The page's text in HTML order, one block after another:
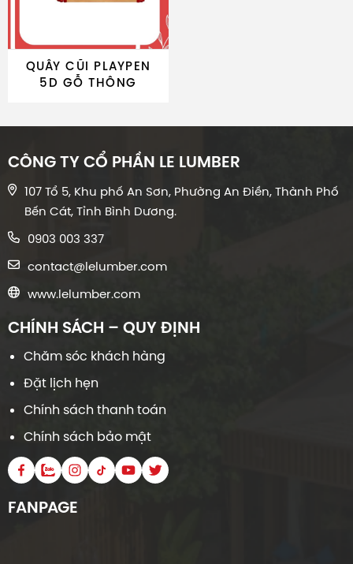
QUÂY CŨI PLAYPEN
5D GỖ THÔNG
CÔNG TY CỔ PHẦN LE LUMBER
107 Tổ 5, Khu phố An Sơn, Phường An Điền, Thành Phố
Bến Cát, Tỉnh Bình Dương.
0903 003 337
contact@lelumber.com
www.lelumber.com
CHÍNH SÁCH – QUY ĐỊNH
Chăm sóc khách hàng
Đặt lịch hẹn
Chính sách thanh toán
Chính sách bảo mật
FANPAGE